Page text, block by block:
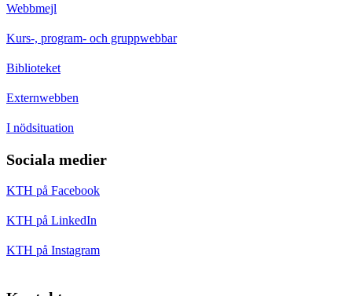
Webbmejl
Kurs-, program- och gruppwebbar
Biblioteket
Externwebben
I nödsituation
Sociala medier
KTH på Facebook
KTH på LinkedIn
KTH på Instagram